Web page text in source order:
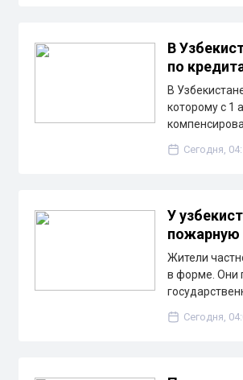
В
по
В
которому с 1
Сегодня,
У
пожарную
Жители
в форме. Они
Сегодня,